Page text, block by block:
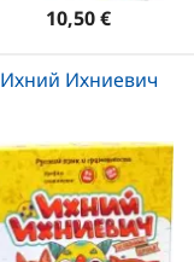
10,50 €
Ихний Ихниевич